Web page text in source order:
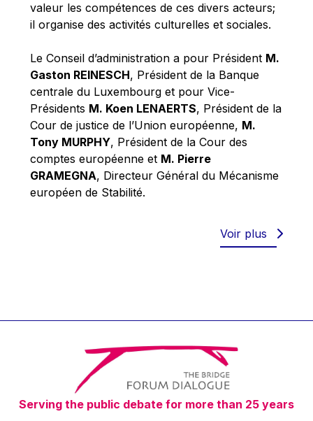
Paolo Mengozzi
Paschal Donohoe
Pat Cox
Patrizia Nanz
Philippe Maystadt
Pierre Gramegna
Richard Pelly
Robert Goebbels
Robert REYNDERS
Timothy Radcliffe
Vaclav Klaus
Vassilios Skouris
Vítor Manuel da Silva Caldeira
Viviane Reding
valeur les compétences de ces divers acteurs;
il organise des activités culturelles et sociales.
Le Conseil d’administration a pour Président M.
Gaston REINESCH, Président de la Banque
centrale du Luxembourg et pour Vice-
Présidents M. Koen LENAERTS, Président de la
Cour de justice de l’Union européenne, M.
Tony MURPHY, Président de la Cour des
comptes européenne et M. Pierre
GRAMEGNA, Directeur Général du Mécanisme
européen de Stabilité.
Voir plus
Serving the public debate for more than 25 years